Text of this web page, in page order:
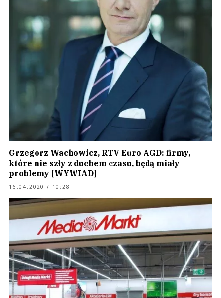
Grzegorz Wachowicz, RTV Euro AGD: firmy,
które nie szły z duchem czasu, będą miały
problemy [WYWIAD]
16.04.2020 / 10:28